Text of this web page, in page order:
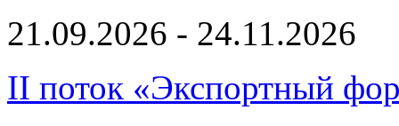
21.09.2026 - 24.11.2026
II поток «Экспортный